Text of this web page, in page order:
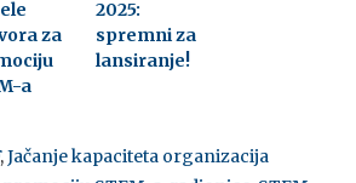
za
a
2025:
spremni za
lansiranje!
,Jačanje kapaciteta organizacija